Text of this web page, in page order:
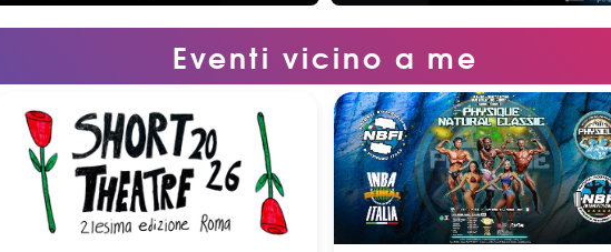
Eventi vicino a me